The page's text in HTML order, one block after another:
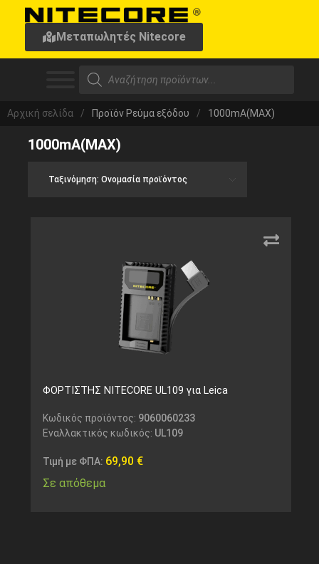
Μεταπωλητές Nitecore
Αρχική σελίδα / Προϊόν Ρεύμα εξόδου / 1000mA(MAX)
1000mA(MAX)
ΦΟΡΤΙΣΤΗΣ NITECORE UL109 για Leica
Κωδικός προϊόντος: 9060060233
Εναλλακτικός κωδικός: UL109
Τιμή με ΦΠΑ: 69,90 €
Σε απόθεμα